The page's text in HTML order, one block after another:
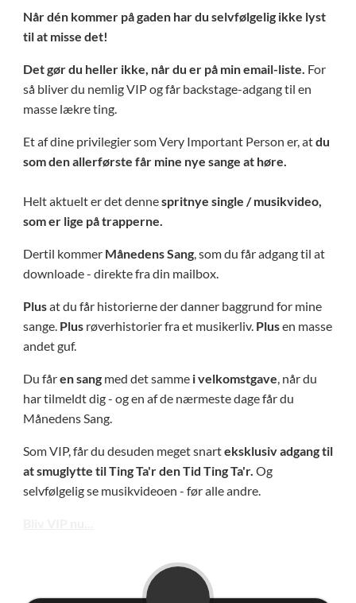
Når dén kommer på gaden har du selvfølgelig ikke lyst
til at misse det!
Det gør du heller ikke, når du er på min email-liste. For
så bliver du nemlig VIP og får backstage-adgang til en
masse lækre ting.
Et af dine privilegier som Very Important Person er, atdu
som den allerførste får mine nye sange at høre​.
Helt aktuelt er det dennespritnye single / musikvideo,
som er lige på trapperne.
​Dertil kommer Månedens Sang, som du får adgang til at
downloade - direkte fra din mailbox.
Plusat du får historierne der danner baggrund for mine
sange. Plus røverhistorier fra et musikerliv. Plusen masse
andet guf.
Du fåren sang med det samme i velkomstgave, når du
har tilmeldt dig - og en af de nærmeste dage får du
Månedens Sang.
Som VIP, får du desuden meget snarteksklusiv adgang til
at smuglytte til Ting Ta'r den Tid Ting Ta'r. Og
selvfølgelig se musikvideoen - før alle andre.